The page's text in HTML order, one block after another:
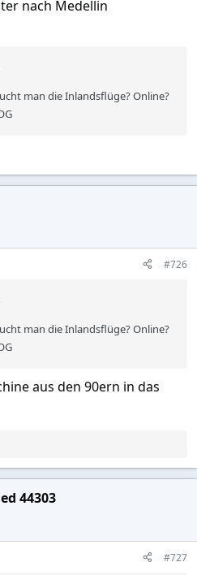
nach Medellin
man die Inlandsflüge? Online?
#726
man die Inlandsflüge? Online?
aus den 90ern in das
44303
#727